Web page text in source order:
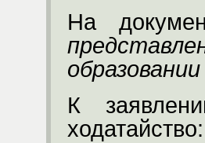
На
К
ходатайство: